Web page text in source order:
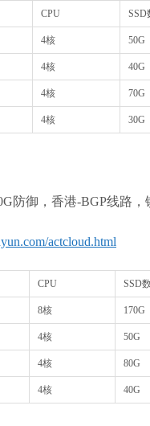
CPU SSD
4核 50G
4核 40G
4核 70G
4核 30G
防御，香港-BGP线路
actcloud.html
CPU SSD
8核 170G
4核 50G
4核 80G
4核 40G